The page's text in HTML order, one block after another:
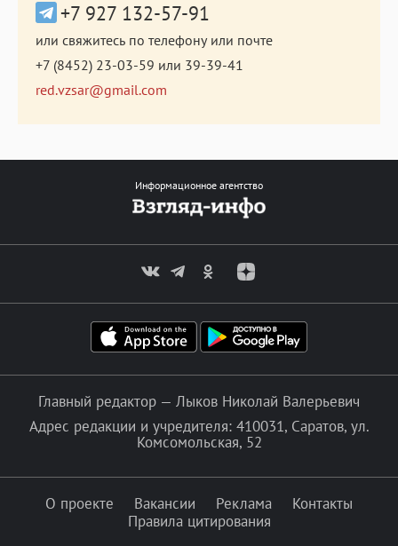
+7 927 132-57-91
или свяжитесь по телефону или почте
+7 (8452) 23-03-59 или 39-39-41
red.vzsar@gmail.com
Информационное агентство
Главный редактор — Лыков Николай Валерьевич
Адрес редакции и учредителя: 410031, Саратов, ул.
Комсомольская, 52
О проекте Вакансии Реклама
Контакты
Правила цитирования